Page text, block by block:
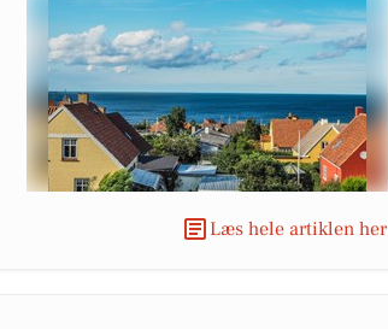
Læs hele artiklen her